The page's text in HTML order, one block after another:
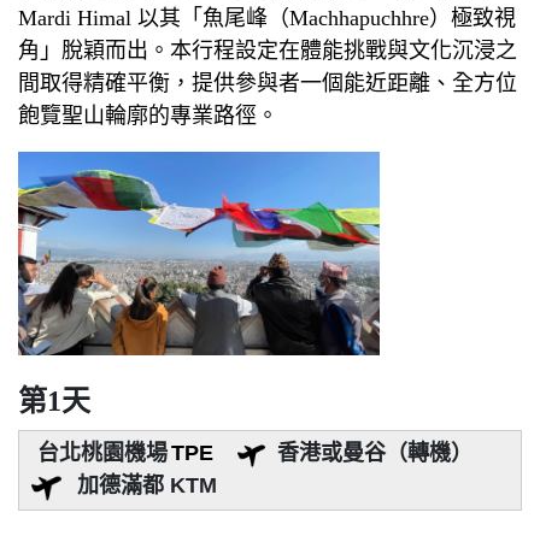
Mardi Himal 以其「魚尾峰（Machhapuchhre）極致視
角」脫穎而出。本行程設定在體能挑戰與文化沉浸之
間取得精確平衡，提供參與者一個能近距離、全方位
飽覽聖山輪廓的專業路徑。
第1天
台北桃園機場TPE
香港或曼谷（轉機）
加德滿都 KTM